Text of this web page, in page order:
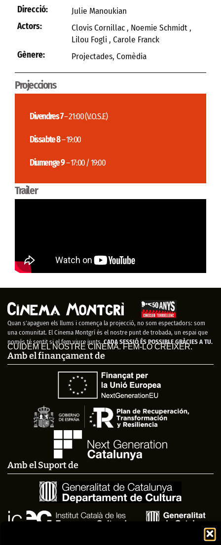
Direcció:
Julie Manoukian
Actors:
Clovis Cornillac , Noemie Schmidt ,
Lilou Fogli , Carole Franck
Gènere:
Projectades, Comèdia
Projeccions
Divendres 7– 21:00 (V.O.S.E)
Dissabte 8– 19:00
Diumenge 9– 17:00 / 19:00
Trailer
Quan s’apaguen els llums i comença la projecció, no som espectadors: som
una comunitat. El Cinema Montgrí és el nostre punt de trobada, un espai que
només té sentit si el fem viure junts. CADA SESSIÓ ÉS POSSIBLE GRÀCIES A TU.
CUIDEM EL NOSTRE CINEMA. FEM-LO CRÉIXER.
Amb el finançament de
Amb el Suport de